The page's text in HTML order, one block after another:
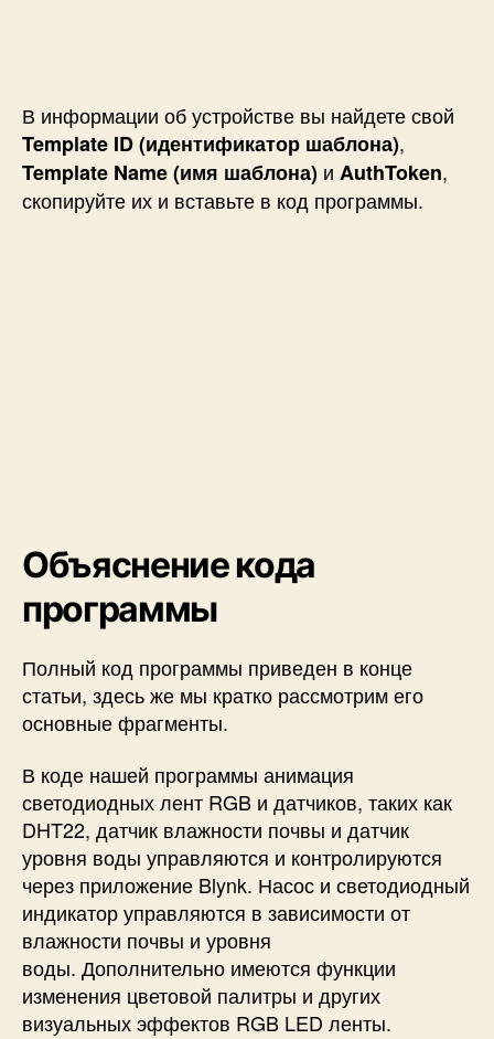
В информации об устройстве вы найдете свой
Template ID (идентификатор шаблона),
Template Name (имя шаблона) и AuthToken,
скопируйте их и вставьте в код программы.
Объяснение кода
программы
Полный код программы приведен в конце
статьи, здесь же мы кратко рассмотрим его
основные фрагменты.
В коде нашей программы анимация
светодиодных лент RGB и датчиков, таких как
DHT22, датчик влажности почвы и датчик
уровня воды управляются и контролируются
через приложение Blynk. Насос и светодиодный
индикатор управляются в зависимости от
влажности почвы и уровня
воды. Дополнительно имеются функции
изменения цветовой палитры и других
визуальных эффектов RGB LED ленты.